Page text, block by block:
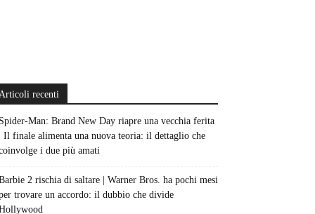
recenti
Spider-Man: Brand New Day riapre una vecchia ferita
| Il finale alimenta una nuova teoria: il dettaglio che
i due più amati
2 rischia di saltare | Warner Bros. ha pochi mesi
trovare un accordo: il dubbio che divide